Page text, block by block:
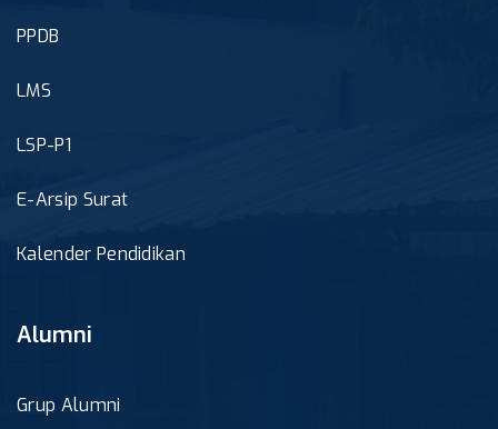
PPDB
LMS
LSP-P1
E-Arsip Surat
Kalender Pendidikan
Alumni
Grup Alumni